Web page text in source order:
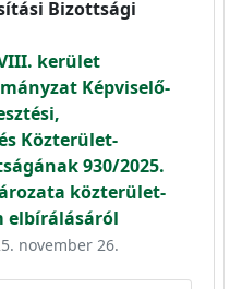
Bizottsági
kerület
Képviselő-
Közterület-
930/2025.
közterület-
elbírálásáról
november 26.